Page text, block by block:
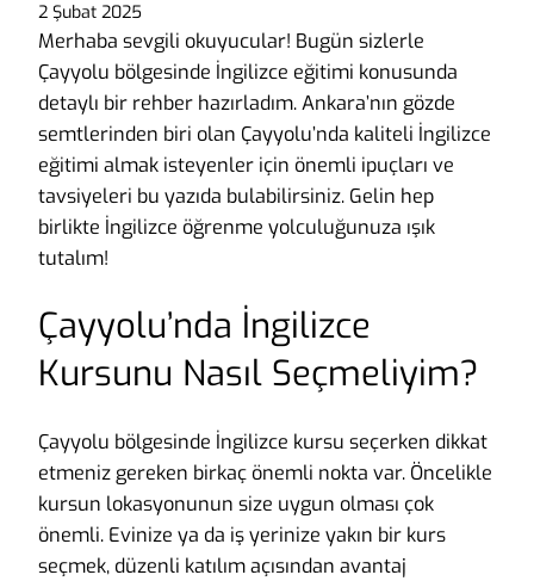
2 Şubat 2025
Merhaba sevgili okuyucular! Bugün sizlerle
Çayyolu bölgesinde İngilizce eğitimi konusunda
detaylı bir rehber hazırladım. Ankara’nın gözde
semtlerinden biri olan Çayyolu’nda kaliteli İngilizce
eğitimi almak isteyenler için önemli ipuçları ve
tavsiyeleri bu yazıda bulabilirsiniz. Gelin hep
birlikte İngilizce öğrenme yolculuğunuza ışık
tutalım!
Çayyolu’nda İngilizce
Kursunu Nasıl Seçmeliyim?
Çayyolu bölgesinde İngilizce kursu seçerken dikkat
etmeniz gereken birkaç önemli nokta var. Öncelikle
kursun lokasyonunun size uygun olması çok
önemli. Evinize ya da iş yerinize yakın bir kurs
seçmek, düzenli katılım açısından avantaj